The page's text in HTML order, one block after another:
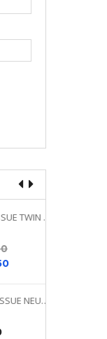
VINDA TISSUE TWIN PACK 2 X 330 S
TEMPO TISSUE NEUTRAL PETIT 4PLY